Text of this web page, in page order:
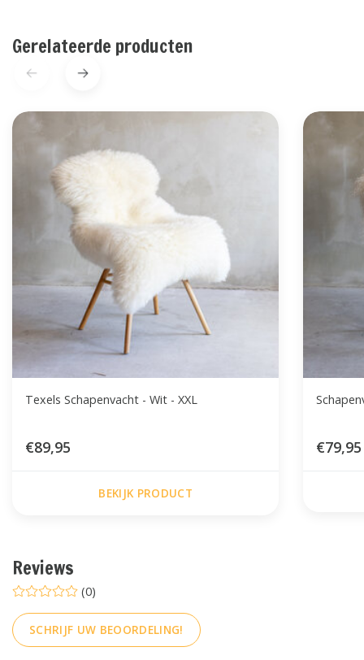
Gerelateerde producten
Texels Schapenvacht - Wit - XXL
€89,95
BEKIJK PRODUCT
€79,95
Reviews
(0)
SCHRIJF UW BEOORDELING!